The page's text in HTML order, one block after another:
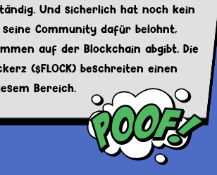
Und sicherlich hat noch kein
seine Community dafür belohnt,
auf der Blockchain abgibt. Die
($FLOCK) beschreiten einen
Bereich.